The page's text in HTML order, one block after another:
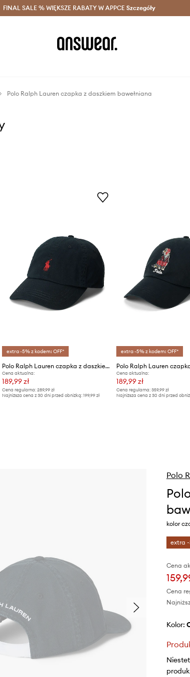
z Answear Club > Dostawa nawet w 24h >
FINAL SALE % WIĘKSZE RABATY W APPCE Szczegóły
Polo Ralph Lauren czapka z daszkiem bawełniana
extra -5% z kodem: OFF*
Polo Ralph Lauren czapka z daszkiem bawełniana
Cena aktualna:
189,99 zł
Cena regularna: 289,99 zł
Najniższa cena z 30 dni przed obniżką: 199,99 zł
extra -5% z kodem: OFF*
Cena aktualna:
189,99 zł
Cena regularna: 359,99 zł
Najniższa cena z 30 dni przed
Polo
kolor
extra -
Cena
Cena
Kolor: